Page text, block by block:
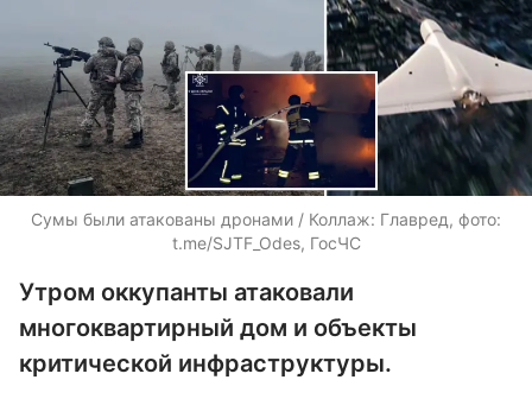
Сумы были атакованы дронами / Коллаж: Главред, фото:
t.me/SJTF_Odes, ГосЧС
Утром оккупанты атаковали
многоквартирный дом и объекты
критической инфраструктуры.